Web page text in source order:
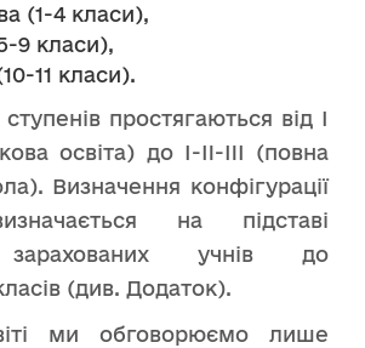
(1-4 класи),
9 класи),
11 класи).
ступенів простягаються від I
освіта) до I-II-III (повна
Визначення конфігурації
на підставі
учнів до
(див. Додаток).
ми обговорюємо лише